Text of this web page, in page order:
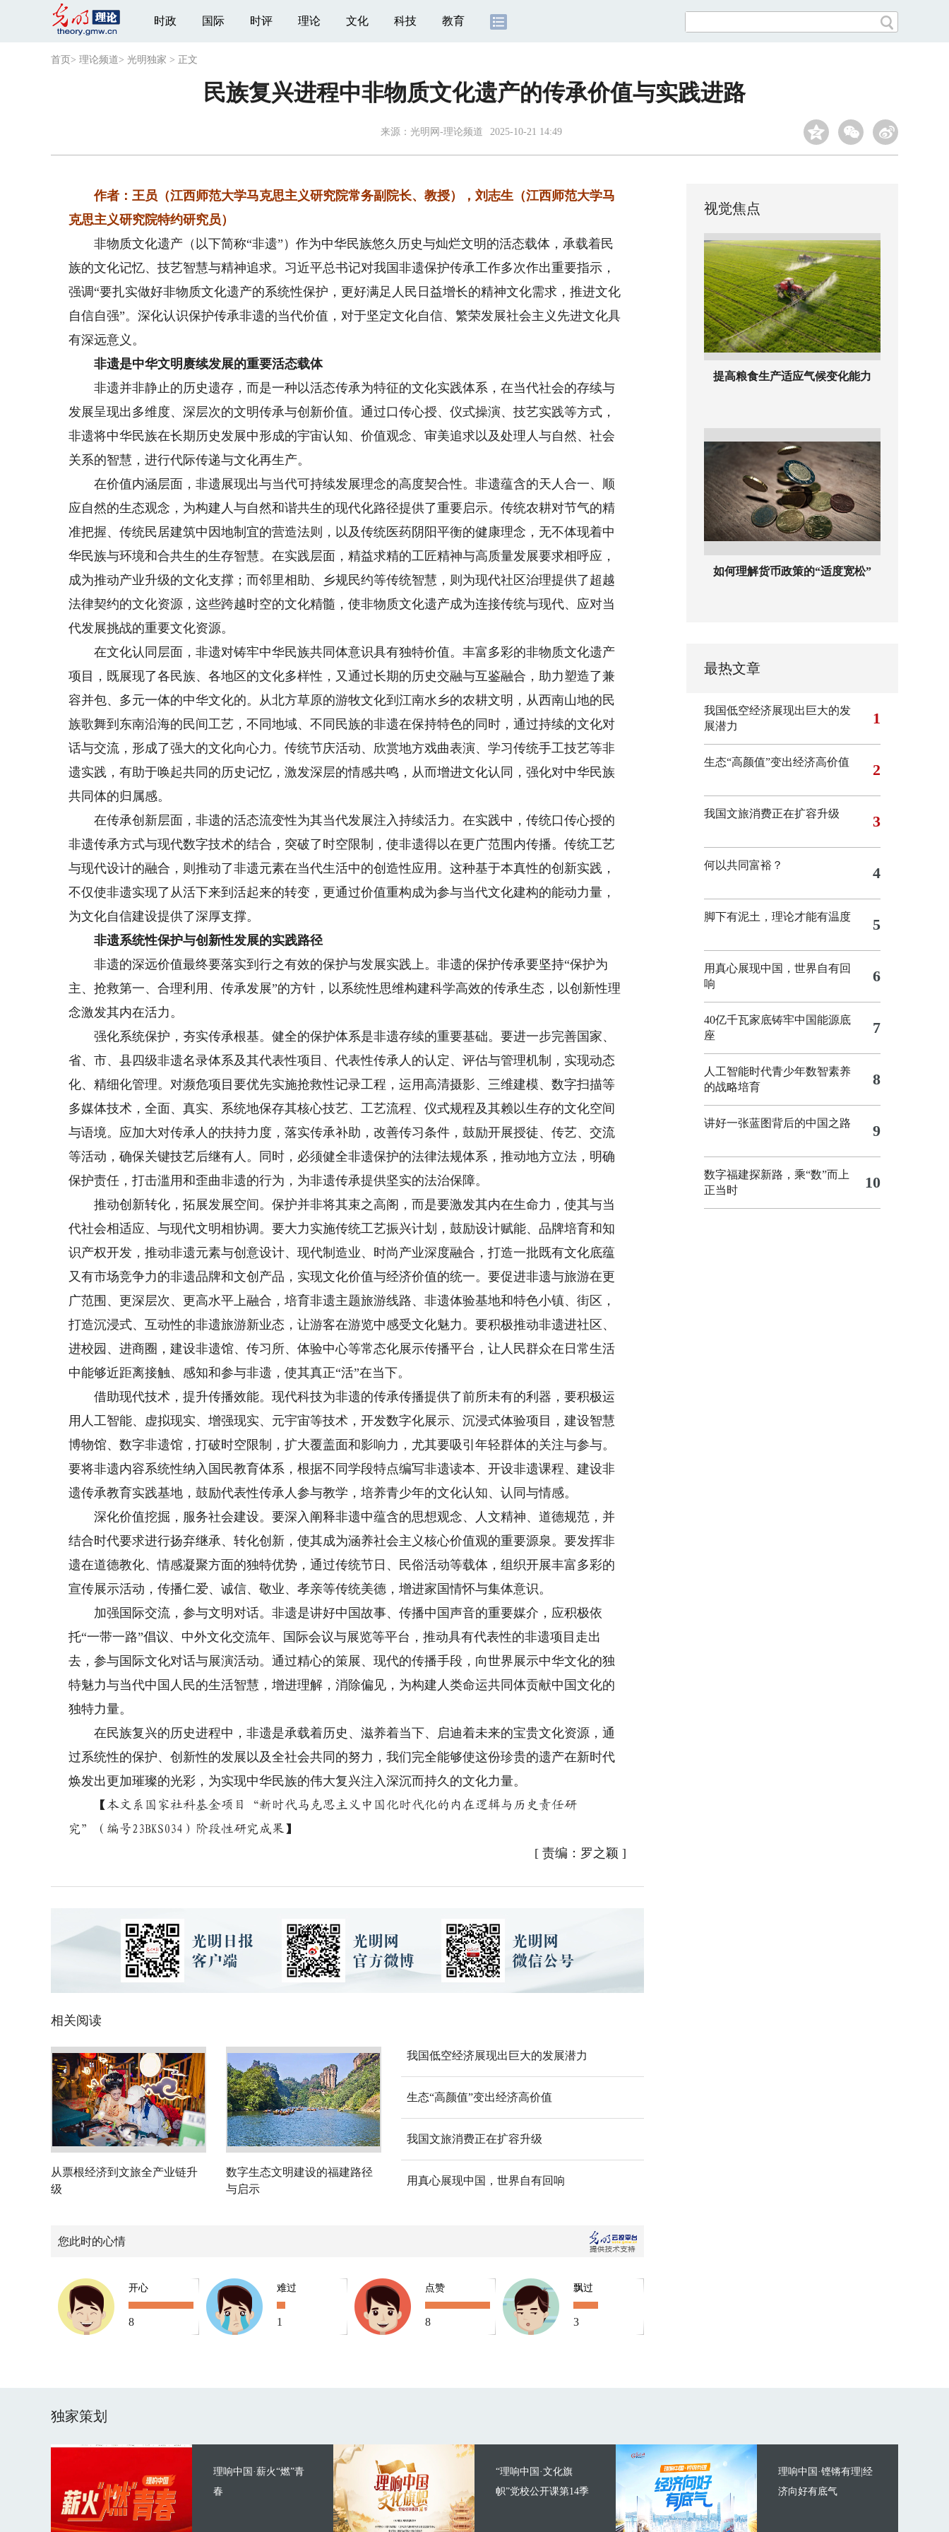
时政 国际 时评 理论 文化 科技 教育
首页 > 理论频道> 光明独家 > 正文
民族复兴进程中非物质文化遗产的传承价值与实践进路
来源： 光明网-理论频道 2025-10-21 14:49
作者：王员（江西师范大学马克思主义研究院常务副院长、教授），刘志生（江西师范大学马
克思主义研究院特约研究员）
非物质文化遗产（以下简称“非遗”）作为中华民族悠久历史与灿烂文明的活态载体，承载着民
族的文化记忆、技艺智慧与精神追求。习近平总书记对我国非遗保护传承工作多次作出重要指示，
强调“要扎实做好非物质文化遗产的系统性保护，更好满足人民日益增长的精神文化需求，推进文化
自信自强”。深化认识保护传承非遗的当代价值，对于坚定文化自信、繁荣发展社会主义先进文化具
有深远意义。
非遗是中华文明赓续发展的重要活态载体
非遗并非静止的历史遗存，而是一种以活态传承为特征的文化实践体系，在当代社会的存续与
发展呈现出多维度、深层次的文明传承与创新价值。通过口传心授、仪式操演、技艺实践等方式，
非遗将中华民族在长期历史发展中形成的宇宙认知、价值观念、审美追求以及处理人与自然、社会
关系的智慧，进行代际传递与文化再生产。
在价值内涵层面，非遗展现出与当代可持续发展理念的高度契合性。非遗蕴含的天人合一、顺
应自然的生态观念，为构建人与自然和谐共生的现代化路径提供了重要启示。传统农耕对节气的精
准把握、传统民居建筑中因地制宜的营造法则，以及传统医药阴阳平衡的健康理念，无不体现着中
华民族与环境和合共生的生存智慧。在实践层面，精益求精的工匠精神与高质量发展要求相呼应，
成为推动产业升级的文化支撑；而邻里相助、乡规民约等传统智慧，则为现代社区治理提供了超越
法律契约的文化资源，这些跨越时空的文化精髓，使非物质文化遗产成为连接传统与现代、应对当
代发展挑战的重要文化资源。
在文化认同层面，非遗对铸牢中华民族共同体意识具有独特价值。丰富多彩的非物质文化遗产
项目，既展现了各民族、各地区的文化多样性，又通过长期的历史交融与互鉴融合，助力塑造了兼
容并包、多元一体的中华文化的。从北方草原的游牧文化到江南水乡的农耕文明，从西南山地的民
族歌舞到东南沿海的民间工艺，不同地域、不同民族的非遗在保持特色的同时，通过持续的文化对
话与交流，形成了强大的文化向心力。传统节庆活动、欣赏地方戏曲表演、学习传统手工技艺等非
遗实践，有助于唤起共同的历史记忆，激发深层的情感共鸣，从而增进文化认同，强化对中华民族
共同体的归属感。
在传承创新层面，非遗的活态流变性为其当代发展注入持续活力。在实践中，传统口传心授的
非遗传承方式与现代数字技术的结合，突破了时空限制，使非遗得以在更广范围内传播。传统工艺
与现代设计的融合，则推动了非遗元素在当代生活中的创造性应用。这种基于本真性的创新实践，
不仅使非遗实现了从活下来到活起来的转变，更通过价值重构成为参与当代文化建构的能动力量，
为文化自信建设提供了深厚支撑。
非遗系统性保护与创新性发展的实践路径
非遗的深远价值最终要落实到行之有效的保护与发展实践上。非遗的保护传承要坚持“保护为
主、抢救第一、合理利用、传承发展”的方针，以系统性思维构建科学高效的传承生态，以创新性理
念激发其内在活力。
强化系统保护，夯实传承根基。健全的保护体系是非遗存续的重要基础。要进一步完善国家、
省、市、县四级非遗名录体系及其代表性项目、代表性传承人的认定、评估与管理机制，实现动态
化、精细化管理。对濒危项目要优先实施抢救性记录工程，运用高清摄影、三维建模、数字扫描等
多媒体技术，全面、真实、系统地保存其核心技艺、工艺流程、仪式规程及其赖以生存的文化空间
与语境。应加大对传承人的扶持力度，落实传承补助，改善传习条件，鼓励开展授徒、传艺、交流
等活动，确保关键技艺后继有人。同时，必须健全非遗保护的法律法规体系，推动地方立法，明确
保护责任，打击滥用和歪曲非遗的行为，为非遗传承提供坚实的法治保障。
推动创新转化，拓展发展空间。保护并非将其束之高阁，而是要激发其内在生命力，使其与当
代社会相适应、与现代文明相协调。要大力实施传统工艺振兴计划，鼓励设计赋能、品牌培育和知
识产权开发，推动非遗元素与创意设计、现代制造业、时尚产业深度融合，打造一批既有文化底蕴
又有市场竞争力的非遗品牌和文创产品，实现文化价值与经济价值的统一。要促进非遗与旅游在更
广范围、更深层次、更高水平上融合，培育非遗主题旅游线路、非遗体验基地和特色小镇、街区，
打造沉浸式、互动性的非遗旅游新业态，让游客在游览中感受文化魅力。要积极推动非遗进社区、
进校园、进商圈，建设非遗馆、传习所、体验中心等常态化展示传播平台，让人民群众在日常生活
中能够近距离接触、感知和参与非遗，使其真正“活”在当下。
借助现代技术，提升传播效能。现代科技为非遗的传承传播提供了前所未有的利器，要积极运
用人工智能、虚拟现实、增强现实、元宇宙等技术，开发数字化展示、沉浸式体验项目，建设智慧
博物馆、数字非遗馆，打破时空限制，扩大覆盖面和影响力，尤其要吸引年轻群体的关注与参与。
要将非遗内容系统性纳入国民教育体系，根据不同学段特点编写非遗读本、开设非遗课程、建设非
遗传承教育实践基地，鼓励代表性传承人参与教学，培养青少年的文化认知、认同与情感。
深化价值挖掘，服务社会建设。要深入阐释非遗中蕴含的思想观念、人文精神、道德规范，并
结合时代要求进行扬弃继承、转化创新，使其成为涵养社会主义核心价值观的重要源泉。要发挥非
遗在道德教化、情感凝聚方面的独特优势，通过传统节日、民俗活动等载体，组织开展丰富多彩的
宣传展示活动，传播仁爱、诚信、敬业、孝亲等传统美德，增进家国情怀与集体意识。
加强国际交流，参与文明对话。非遗是讲好中国故事、传播中国声音的重要媒介，应积极依
托“一带一路”倡议、中外文化交流年、国际会议与展览等平台，推动具有代表性的非遗项目走出
去，参与国际文化对话与展演活动。通过精心的策展、现代的传播手段，向世界展示中华文化的独
特魅力与当代中国人民的生活智慧，增进理解，消除偏见，为构建人类命运共同体贡献中国文化的
独特力量。
在民族复兴的历史进程中，非遗是承载着历史、滋养着当下、启迪着未来的宝贵文化资源，通
过系统性的保护、创新性的发展以及全社会共同的努力，我们完全能够使这份珍贵的遗产在新时代
焕发出更加璀璨的光彩，为实现中华民族的伟大复兴注入深沉而持久的文化力量。
【本文系国家社科基金项目“新时代马克思主义中国化时代化的内在逻辑与历史责任研
究”（编号23BKS034）阶段性研究成果】
[ 责编：罗之颖 ]
相关阅读
从票根经济到文旅全产业链升
级
数字生态文明建设的福建路径
与启示
我国低空经济展现出巨大的发展潜力
生态“高颜值”变出经济高价值
我国文旅消费正在扩容升级
用真心展现中国，世界自有回响
您此时的心情
开心
8
难过
1
点赞
8
飘过
3
视觉焦点
提高粮食生产适应气候变化能力
如何理解货币政策的“适度宽松”
最热文章
我国低空经济展现出巨大的发
展潜力
1
生态“高颜值”变出经济高价值 2
我国文旅消费正在扩容升级 3
何以共同富裕？ 4
脚下有泥土，理论才能有温度 5
用真心展现中国，世界自有回
响
6
40亿千瓦家底铸牢中国能源底
座
7
人工智能时代青少年数智素养
的战略培育
8
讲好一张蓝图背后的中国之路 9
数字福建探新路，乘“数”而上
正当时
10
独家策划
理响中国·薪火“燃”青
春
“理响中国·文化旗
帜”党校公开课第14季
理响中国·铿锵有理|经
济向好有底气